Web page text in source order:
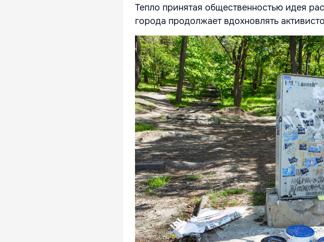
Тепло принятая общественностью идея
города продолжает вдохновлять